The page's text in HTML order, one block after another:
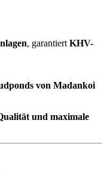
, garantiert KHV-
von Madankoi
und maximale